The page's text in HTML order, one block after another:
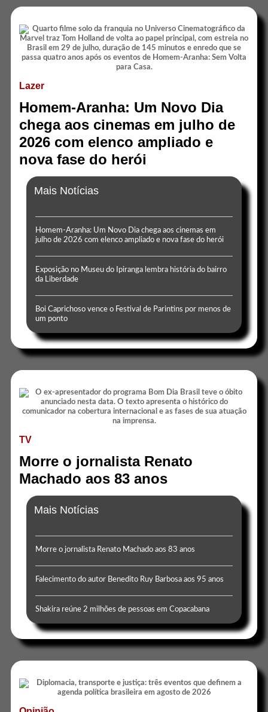
Lazer
Homem-Aranha: Um Novo Dia
chega aos cinemas em julho de
2026 com elenco ampliado e
nova fase do herói
Mais Notícias
Homem-Aranha: Um Novo Dia chega aos cinemas em
julho de 2026 com elenco ampliado e nova fase do herói
Exposição no Museu do Ipiranga lembra história do bairro
da Liberdade
Boi Caprichoso vence o Festival de Parintins por menos de
um ponto
TV
Morre o jornalista Renato
Machado aos 83 anos
Mais Notícias
Morre o jornalista Renato Machado aos 83 anos
Falecimento do autor Benedito Ruy Barbosa aos 95 anos
Shakira reúne 2 milhões de pessoas em Copacabana